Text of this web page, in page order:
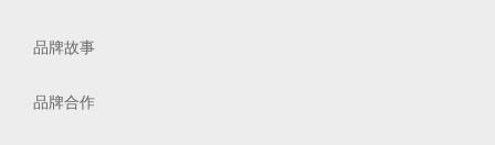
品牌故事
品牌合作